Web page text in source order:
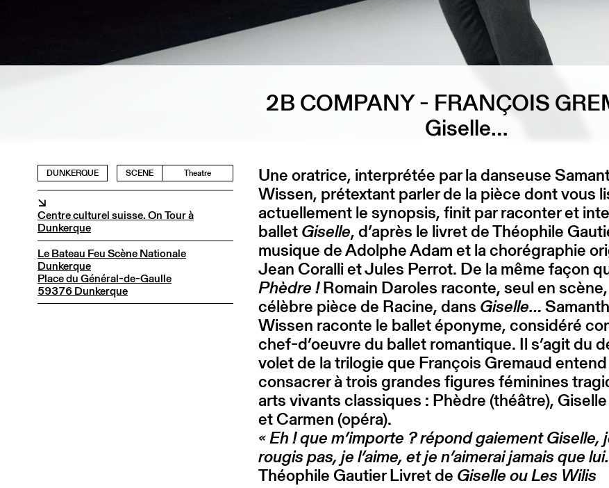
2B COMPANY - FRANÇOIS
Giselle…
DUNKERQUE SCENE Theatre
↘
Centre culturel suisse. On Tour à
Dunkerque
Le Bateau Feu Scène Nationale
Dunkerque
Place du Général-de-Gaulle
59376 Dunkerque
Une oratrice, interprétée par la danseuse
Wissen, prétextant parler de la pièce dont vous
actuellement le synopsis, finit par raconter et
balletGiselle, d’après le livret de Théophile
musique de Adolphe Adam et la chorégraphie
Jean Coralli et Jules Perrot. De la même façon
Phèdre !Romain Daroles raconte, seul en
célèbre pièce de Racine, dans Giselle…
Wissen raconte le ballet éponyme, considéré
chef-d’oeuvre du ballet romantique. Il s’agit du
volet de la trilogie que François Gremaud entend
consacrer à trois grandes figures féminines
arts vivants classiques : Phèdre (théâtre),
et Carmen (opéra).
« Eh ! que m’importe ? répond gaiement Giselle,
rougis pas, je l’aime, et je n’aimerai jamais que
Théophile Gautier Livret de Giselle ou Les Wilis